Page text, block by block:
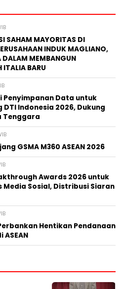
SAHAM MAYORITAS DI
INDUK MAGLIANO,
DALAM MEMBANGUN
ITALIA BARU
Penyimpanan Data untuk
Indonesia 2026, Dukung
Tenggara
GSMA M360 ASEAN 2026
Awards 2026 untuk
Media Sosial, Distribusi Siaran
Hentikan Pendanaan